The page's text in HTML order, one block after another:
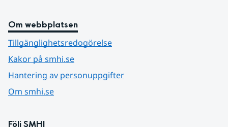
Om webbplatsen
Tillgänglighetsredogörelse
Kakor på smhi.se
Hantering av personuppgifter
Om smhi.se
Följ SMHI